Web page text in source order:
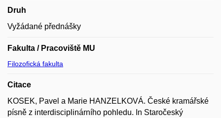
Druh
Vyžádané přednášky
Fakulta / Pracoviště MU
Filozofická fakulta
Citace
KOSEK, Pavel a Marie HANZELKOVÁ. České kramářské
písně z interdisciplinárního pohledu. In Staročeský